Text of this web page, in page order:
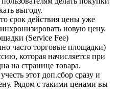
выгоду.
срок действия цены уже
новую цену.
(Service Fee)
часто торговые площадки)
которая начисляется при
на странице товара.
этот доп.сбор сразу и
Рядом с такими ценами вы